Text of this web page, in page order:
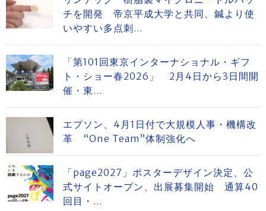
チを開発 帝京平成大学と共同、鍼より使
いやすい多点刺...
「第101回東京インターナショナル・ギフ
ト・ショー春2026」 2月4日から3日間開
催・東...
エプソン、4月1日付で大規模人事・機構改
革 “One Team”体制強化へ
「page2027」ポスターデザイン決定、公
式サイトオープン、出展募集開始 通算40
回目・...